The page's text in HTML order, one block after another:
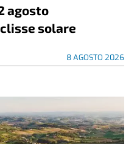
agosto
solare
8 AGOSTO 2026